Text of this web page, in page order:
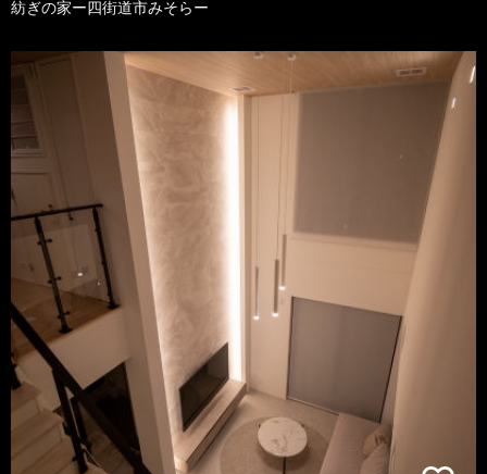
紡ぎの家ー四街道市みそらー